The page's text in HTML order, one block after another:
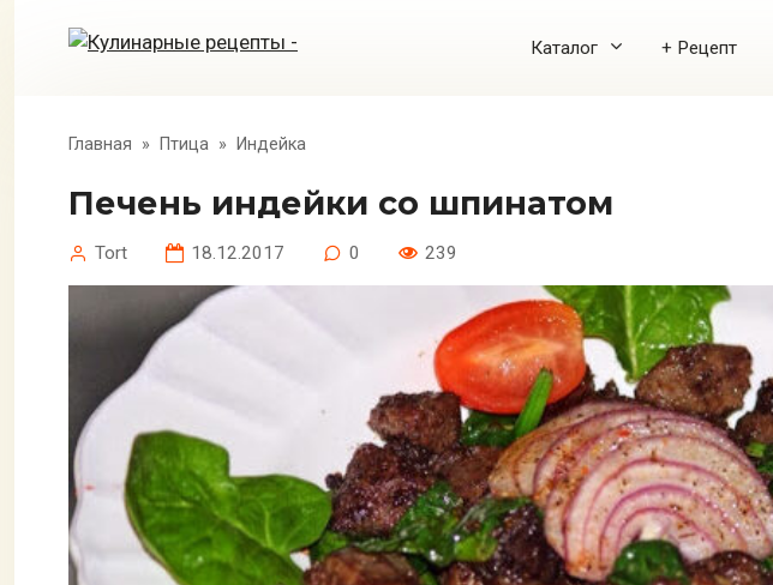
Каталог + Рецепт
Главная » Птица » Индейка
Печень индейки со шпинатом
Tort 18.12.2017 0 239